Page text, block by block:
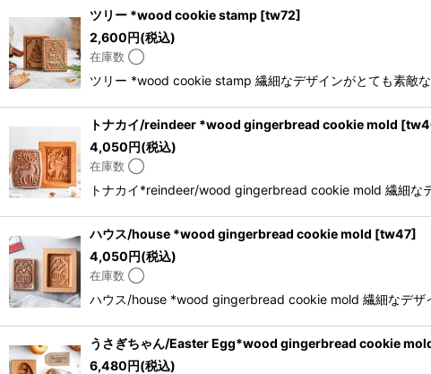
ツリー *wood cookie stamp [tw72]
2,600円(税込)
在庫数 ◯
ツリー *wood cookie stamp 繊細なデザインがとても素敵
トナカイ/reindeer *wood gingerbread cookie mold [
4,050円(税込)
在庫数 ◯
トナカイ*reindeer/wood gingerbread cookie mold 繊細な
ハウス/house *wood gingerbread cookie mold [tw47]
4,050円(税込)
在庫数 ◯
ハウス/house *wood gingerbread cookie mold 繊細なデザ
うさぎちゃん/Easter Egg*wood gingerbread cookie
6,480円(税込)